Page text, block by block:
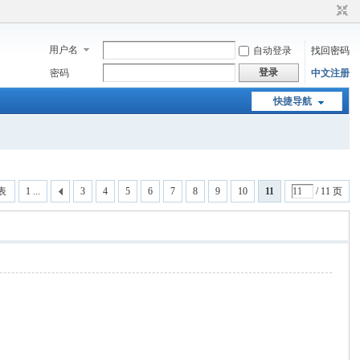
用户名 自动登录
找回密码
密码
登录 中文注册
快捷导航
1 ... 3 4 5 6 7 8 9 10 11 / 11 页